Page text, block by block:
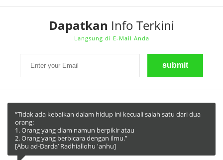
Dapatkan Info Terkini
Langsung di E-Mail Anda
“Tidak ada kebaikan dalam hidup ini kecuali salah satu dari dua
orang:
1. Orang yang diam namun berpikir atau
2. Orang yang berbicara dengan ilmu.”
[Abu ad-Darda’ Radhiallohu 'anhu]